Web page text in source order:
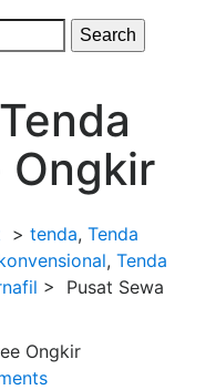
Search
Ongkir
> tenda, Tenda
, Tenda
> Pusat Sewa